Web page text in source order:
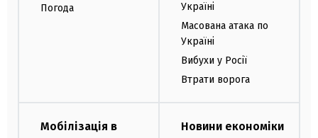
Погода
Україні
Масована атака по
Україні
Вибухи у Росії
Втрати ворога
Мобілізація в
Новини економіки